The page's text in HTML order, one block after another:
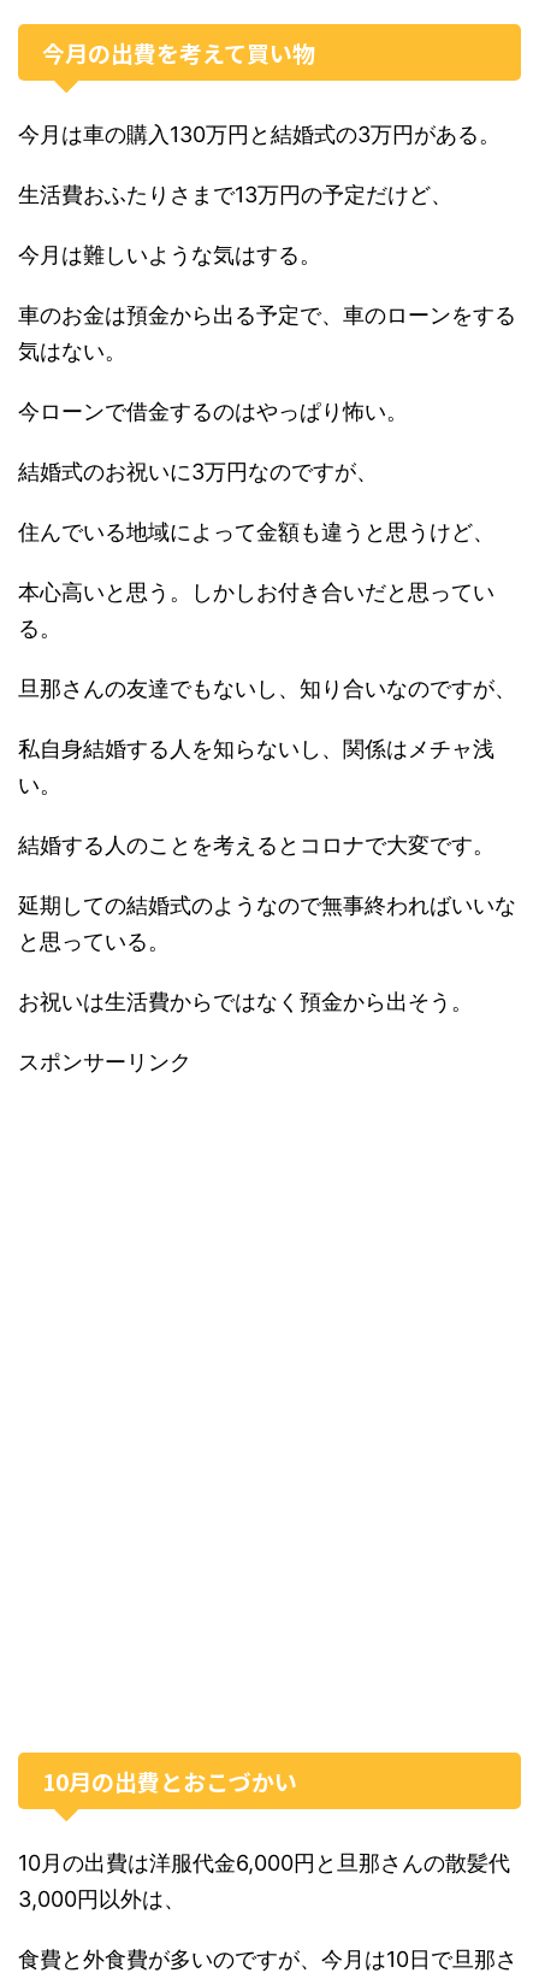
今月の出費を考えて買い物
今月は車の購入130万円と結婚式の3万円がある。
生活費おふたりさまで13万円の予定だけど、
今月は難しいような気はする。
車のお金は預金から出る予定で、車のローンをする
気はない。
今ローンで借金するのはやっぱり怖い。
結婚式のお祝いに3万円なのですが、
住んでいる地域によって金額も違うと思うけど、
本心高いと思う。しかしお付き合いだと思ってい
る。
旦那さんの友達でもないし、知り合いなのですが、
私自身結婚する人を知らないし、関係はメチャ浅
い。
結婚する人のことを考えるとコロナで大変です。
延期しての結婚式のようなので無事終わればいいな
と思っている。
お祝いは生活費からではなく預金から出そう。
スポンサーリンク
10月の出費とおこづかい
10月の出費は洋服代金6,000円と旦那さんの散髪代
3,000円以外は、
食費と外食費が多いのですが、今月は10日で旦那さ